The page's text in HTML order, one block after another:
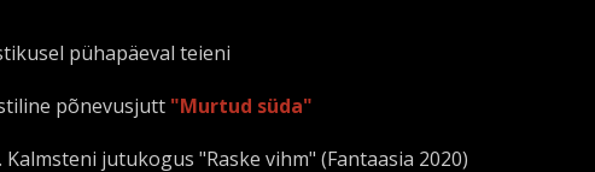
pühapäeval teieni
põnevusjutt "Murtud süda"
jutukogus "Raske vihm" (Fantaasia 2020)